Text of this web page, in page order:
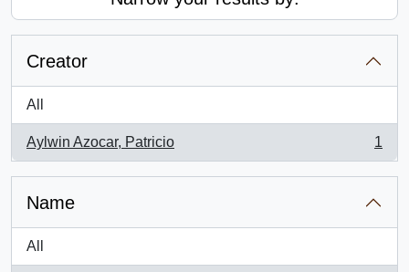
Creator
All
Aylwin Azocar, Patricio
, 1 results
1
Name
All